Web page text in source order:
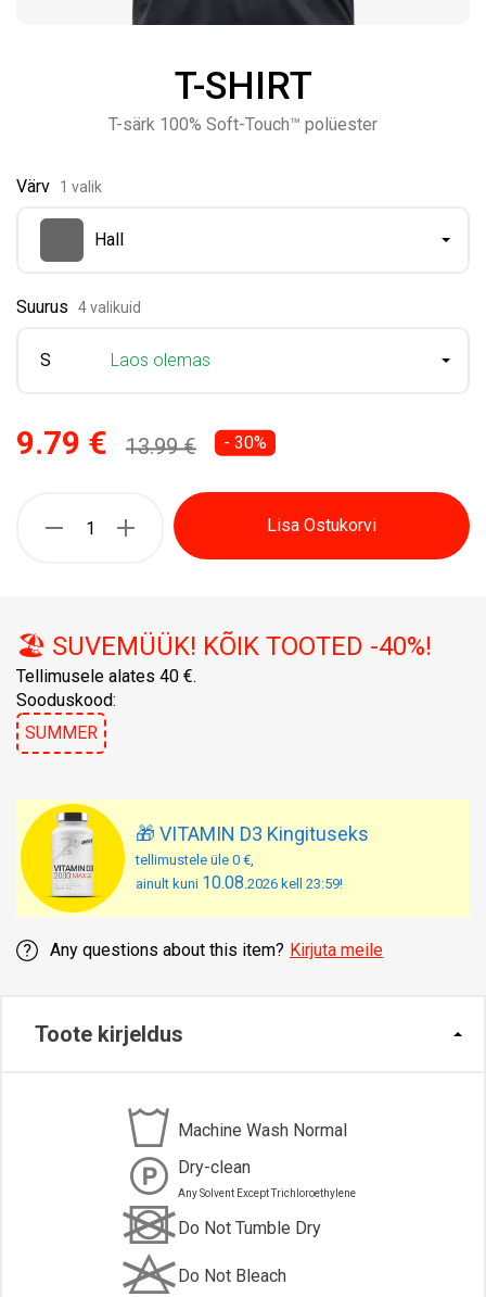
T-SHIRT
T-särk 100% Soft-Touch™ polüester
Värv 1 valik
Hall
Suurus 4 valikuid
S Laos olemas
9.79 € 13.99 € - 30%
Lisa Ostukorvi
🏖️ SUVEMÜÜK! KÕIK TOOTED -40%!
Tellimusele alates 40 €.
Sooduskood:
SUMMER
🎁 VITAMIN D3 Kingituseks
tellimustele üle 0 €,
ainult kuni 10.08.2026 kell 23:59!
Any questions about this item? Kirjuta meile
Toote kirjeldus
Machine Wash Normal
Dry-clean
Any Solvent ExceptTrichloroethylene
Do Not Tumble Dry
Do Not Bleach